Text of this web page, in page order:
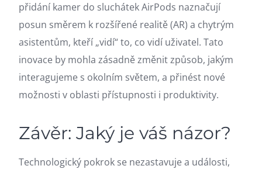
přidání kamer do sluchátek AirPods naznačují
posun směrem k rozšířené realitě (AR) a chytrým
asistentům, kteří „vidí“ to, co vidí uživatel. Tato
inovace by mohla zásadně změnit způsob, jakým
interagujeme s okolním světem, a přinést nové
možnosti v oblasti přístupnosti i produktivity.
Závěr: Jaký je váš názor?
Technologický pokrok se nezastavuje a události,